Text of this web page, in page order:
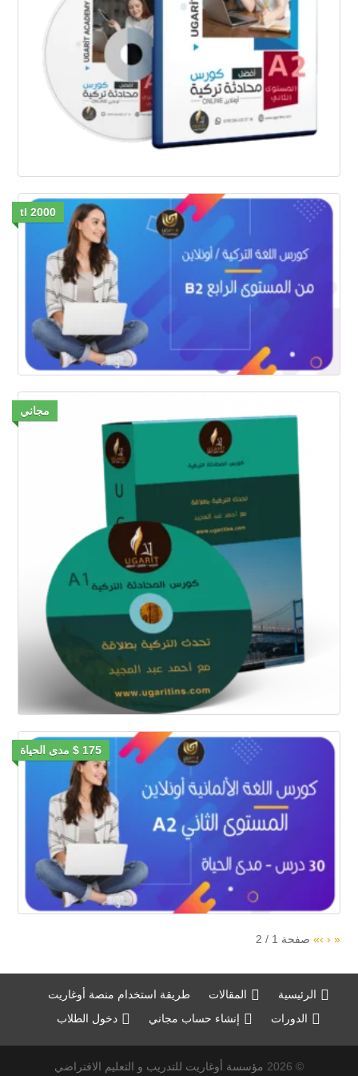
2000 tl
مجاني
175 $ مدى الحياة
«
‹
›
» صفحة 1
/
2
الرئيسية المقالات
طريقة استخدام منصة أوغاريت
الدورات
إنشاء حساب مجاني دخول الطلاب
© 2026 مؤسسة أوغاريت للتدريب و التعليم الافتراضي